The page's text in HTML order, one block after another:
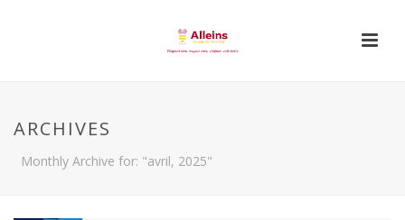
ARCHIVES
Monthly Archive for: "avril, 2025"